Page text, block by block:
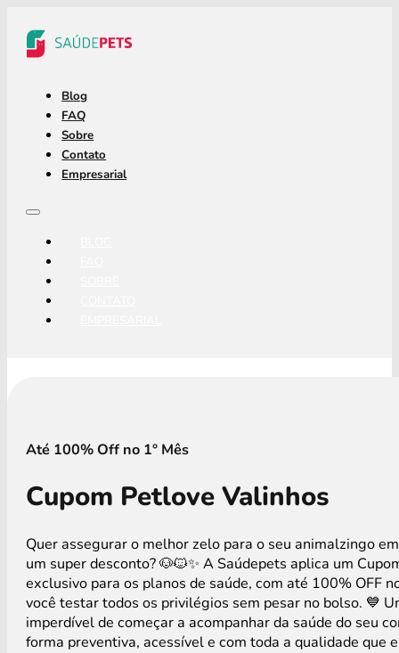
Blog
FAQ
Sobre
Contato
Empresarial
Até 100% Off no 1° Mês
Cupom Petlove Valinhos
Quer assegurar o melhor zelo para o seu animalzingo
um super desconto? 🐶🐱✨ A Saúdepets aplica um
exclusivo para os planos de saúde, com até 100% OFF
você testar todos os privilégios sem pesar no bolso. 💙
imperdível de começar a acompanhar da saúde do seu
forma preventiva, acessível e com toda a qualidade que